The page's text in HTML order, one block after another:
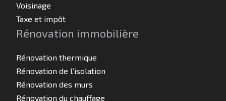
Voisinage
Taxe et impôt
Rénovation immobilière
Rénovation thermique
Rénovation de l’isolation
Rénovation des murs
Rénovation du chauffage